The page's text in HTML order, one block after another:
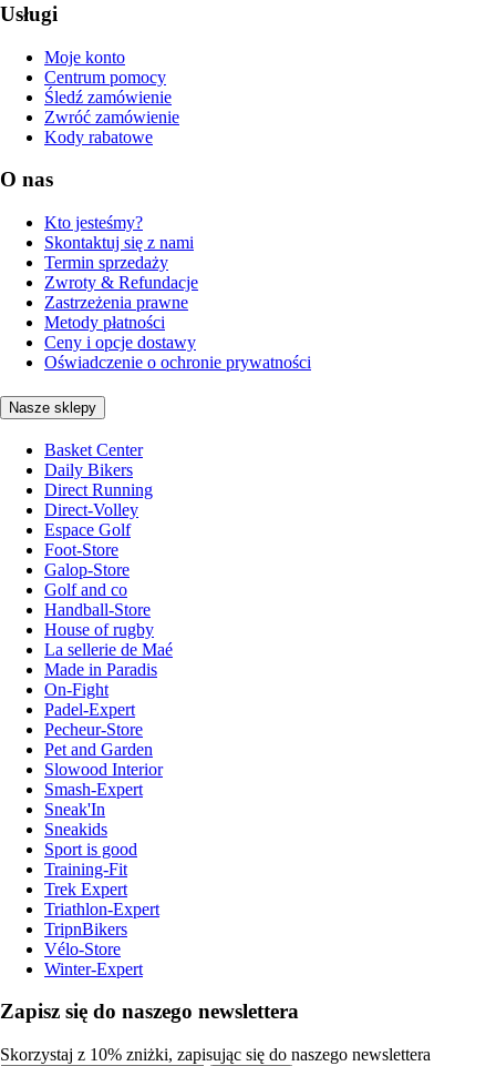
Usługi
Moje konto
Centrum pomocy
Śledź zamówienie
Zwróć zamówienie
Kody rabatowe
O nas
Kto jesteśmy?
Skontaktuj się z nami
Termin sprzedaży
Zwroty & Refundacje
Zastrzeżenia prawne
Metody płatności
Ceny i opcje dostawy
Oświadczenie o ochronie prywatności
Nasze sklepy
Basket Center
Daily Bikers
Direct Running
Direct-Volley
Espace Golf
Foot-Store
Galop-Store
Golf and co
Handball-Store
House of rugby
La sellerie de Maé
Made in Paradis
On-Fight
Padel-Expert
Pecheur-Store
Pet and Garden
Slowood Interior
Smash-Expert
Sneak'In
Sneakids
Sport is good
Training-Fit
Trek Expert
Triathlon-Expert
TripnBikers
Vélo-Store
Winter-Expert
Zapisz się do naszego newslettera
Skorzystaj z 10% zniżki, zapisując się do naszego newslettera